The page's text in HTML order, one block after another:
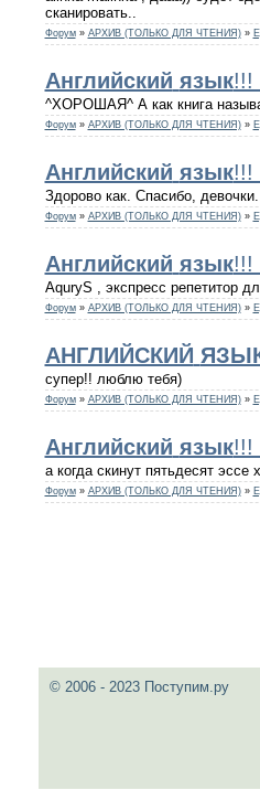
сканировать..
Форум » АРХИВ (ТОЛЬКО ДЛЯ ЧТЕНИЯ) »
Английский язык!!!
^ХОРОШАЯ^ А как книга
Форум » АРХИВ (ТОЛЬКО ДЛЯ ЧТЕНИЯ) »
Английский язык!!!
Здорово как. Спасибо,
Форум » АРХИВ (ТОЛЬКО ДЛЯ ЧТЕНИЯ) »
Английский язык!!!
AquryS , экспресс репетитор
Форум » АРХИВ (ТОЛЬКО ДЛЯ ЧТЕНИЯ) »
АНГЛИЙСКИЙ
супер!! люблю тебя)
Форум » АРХИВ (ТОЛЬКО ДЛЯ ЧТЕНИЯ) »
Английский язык!!!
а когда скинут пятьдесят
Форум » АРХИВ (ТОЛЬКО ДЛЯ ЧТЕНИЯ) »
© 2006 - 2023 Поступим.ру